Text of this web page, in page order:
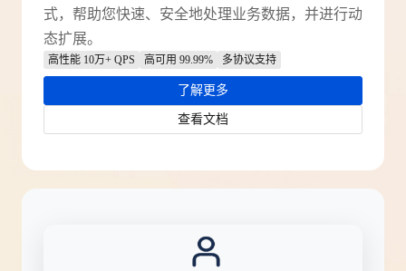
式，帮助您快速、安全地处理业务数据，并进行动
态扩展。
高性能 10万+ QPS 高可用 99.99% 多协议支持
了解更多
查看文档